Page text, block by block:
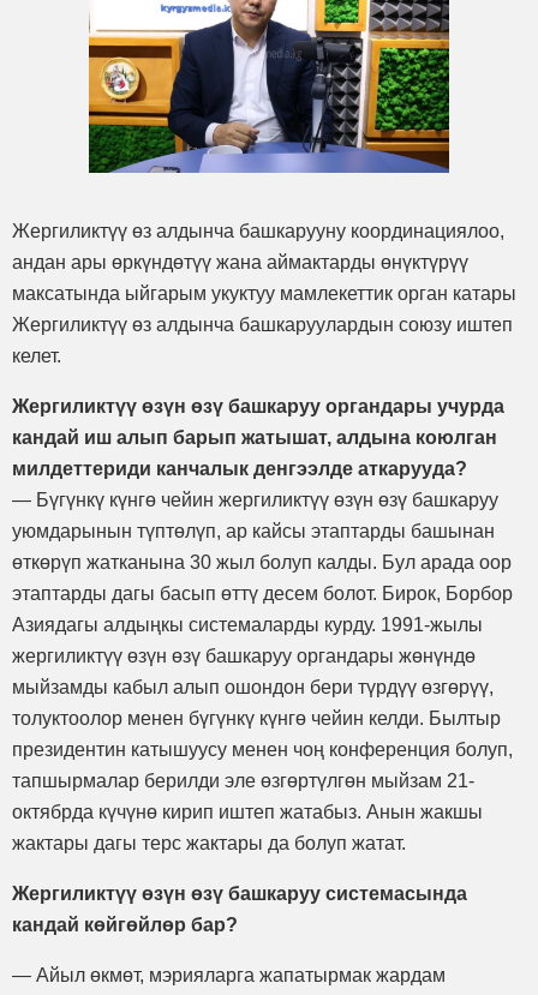
Жергиликтүү өз алдынча башкарууну координациялоо,
андан ары өркүндөтүү жана аймактарды өнүктүрүү
максатында ыйгарым укуктуу мамлекеттик орган катары
Жергиликтүү өз алдынча башкаруулардын союзу иштеп
келет.
Жергиликтүү өзүн өзү башкаруу органдары учурда
кандай иш алып барып жатышат, алдына коюлган
милдеттериди канчалык денгээлде аткарууда?
— Бүгүнкү күнгө чейин жергиликтүү өзүн өзү башкаруу
уюмдарынын түптөлүп, ар кайсы этаптарды башынан
өткөрүп жатканына 30 жыл болуп калды. Бул арада оор
этаптарды дагы басып өттү десем болот. Бирок, Борбор
Азиядагы алдыңкы системаларды курду. 1991-жылы
жергиликтүү өзүн өзү башкаруу органдары жөнүндө
мыйзамды кабыл алып ошондон бери түрдүү өзгөрүү,
толуктоолор менен бүгүнкү күнгө чейин келди. Былтыр
президентин катышуусу менен чоң конференция болуп,
тапшырмалар берилди эле өзгөртүлгөн мыйзам 21-
октябрда күчүнө кирип иштеп жатабыз. Анын жакшы
жактары дагы терс жактары да болуп жатат.
Жергиликтүү өзүн өзү башкаруу системасында
кандай көйгөйлөр бар?
— Айыл өкмөт, мэрияларга жапатырмак жардам